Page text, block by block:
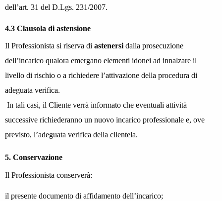
dell’art. 31 del D.Lgs. 231/2007.
4.3 Clausola di astensione
Il Professionista si riserva di astenersi dalla prosecuzione
dell’incarico qualora emergano elementi idonei ad innalzare il
livello di rischio o a richiedere l’attivazione della procedura di
adeguata verifica.
In tali casi, il Cliente verrà informato che eventuali attività
successive richiederanno un nuovo incarico professionale e, ove
previsto, l’adeguata verifica della clientela.
5. Conservazione
Il Professionista conserverà:
il presente documento di affidamento dell’incarico;